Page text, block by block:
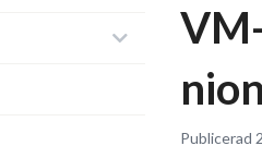
Publicerad